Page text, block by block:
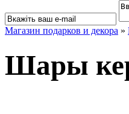
Магазин подарков и декора »
Шары